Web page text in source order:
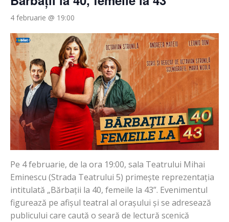
4 februarie @ 19:00
Pe 4 februarie, de la ora 19:00, sala Teatrului Mihai
Eminescu (Strada Teatrului 5) primește reprezentația
intitulată „Bărbații la 40, femeile la 43”. Evenimentul
figurează pe afișul teatral al orașului și se adresează
publicului care caută o seară de lectură scenică